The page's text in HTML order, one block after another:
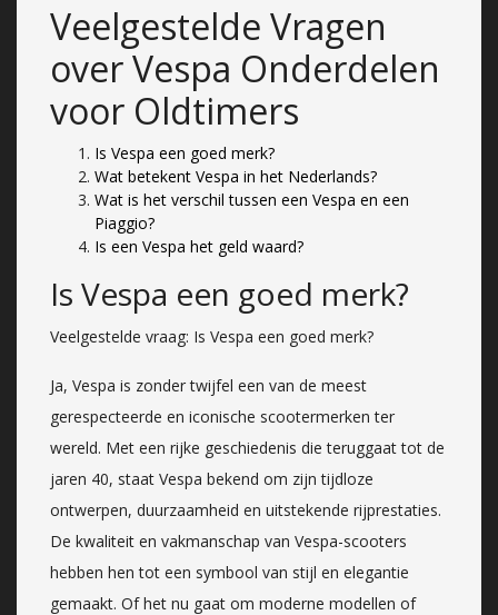
Veelgestelde Vragen
over Vespa Onderdelen
voor Oldtimers
Is Vespa een goed merk?
Wat betekent Vespa in het Nederlands?
Wat is het verschil tussen een Vespa en een
Piaggio?
Is een Vespa het geld waard?
Is Vespa een goed merk?
Veelgestelde vraag: Is Vespa een goed merk?
Ja, Vespa is zonder twijfel een van de meest
gerespecteerde en iconische scootermerken ter
wereld. Met een rijke geschiedenis die teruggaat tot de
jaren 40, staat Vespa bekend om zijn tijdloze
ontwerpen, duurzaamheid en uitstekende rijprestaties.
De kwaliteit en vakmanschap van Vespa-scooters
hebben hen tot een symbool van stijl en elegantie
gemaakt. Of het nu gaat om moderne modellen of